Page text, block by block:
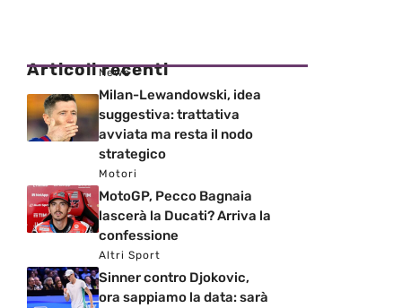
Articoli recenti
News
Milan-Lewandowski, idea
suggestiva: trattativa
avviata ma resta il nodo
strategico
Motori
MotoGP, Pecco Bagnaia
lascerà la Ducati? Arriva la
confessione
Altri Sport
Sinner contro Djokovic,
ora sappiamo la data: sarà